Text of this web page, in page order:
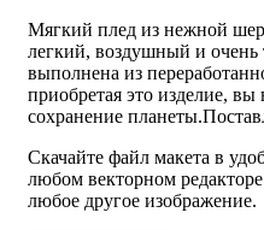
Мягкий плед из нежной
легкий, воздушный и
выполнена из
приобретая это изделие, вы
сохранение планеты.
Скачайте файл макета в
любом векторном
любое другое изображение.